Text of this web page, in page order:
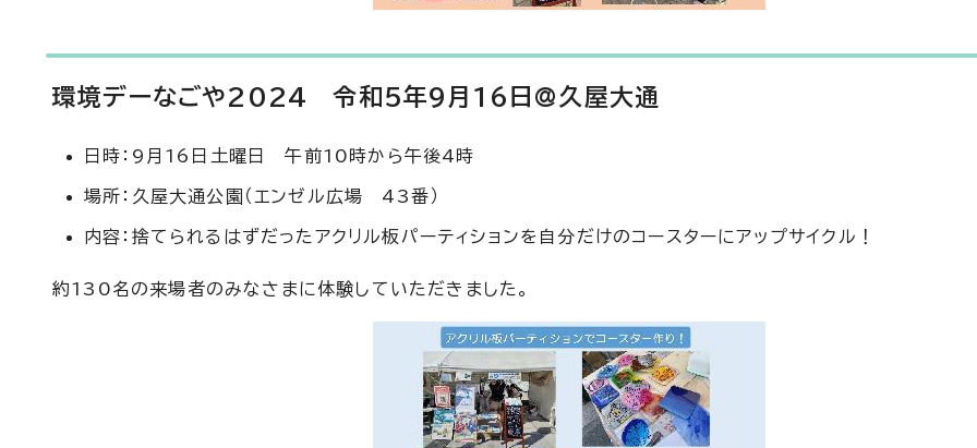
環境デーなごや2024 令和5年9月16日@久屋大通
日時：9月16日土曜日 午前10時から午後4時
場所：久屋大通公園（エンゼル広場 43番）
内容：捨てられるはずだったアクリル板パーティションを自分だけのコースターにアップサイクル！
約130名の来場者のみなさまに体験していただきました。